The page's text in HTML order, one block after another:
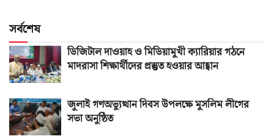
সর্বশেষ
ডিজিটাল দাওয়াহ ও মিডিয়ামুখী ক্যারিয়ার গঠনে
মাদরাসা শিক্ষার্থীদের প্রস্তুত হওয়ার আহ্বান
জুলাই গণঅভ্যুত্থান দিবস উপলক্ষে মুসলিম লীগের
সভা অনুষ্ঠিত